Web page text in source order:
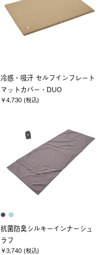
冷感・吸汗 セルフインフレート
マットカバー・DUO
￥4,730 (税込)
抗菌防臭シルキーインナーシュ
ラフ
￥3,740 (税込)